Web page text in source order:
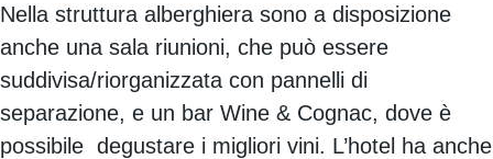
Nella struttura alberghiera sono a disposizione
anche una sala riunioni, che può essere
suddivisa/riorganizzata con pannelli di
separazione, e un bar Wine & Cognac, dove è
possibile degustare i migliori vini. L’hotel ha anche